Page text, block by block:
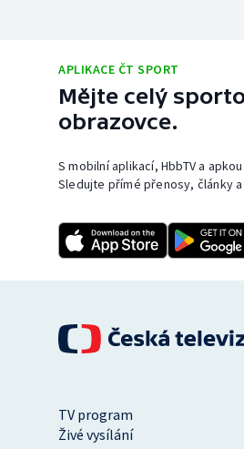
APLIKACE ČT SPORT
Mějte celý
obrazovce.
S mobilní aplikací, HbbTV a
Sledujte přímé přenosy, články
TV program
Živé vysílání